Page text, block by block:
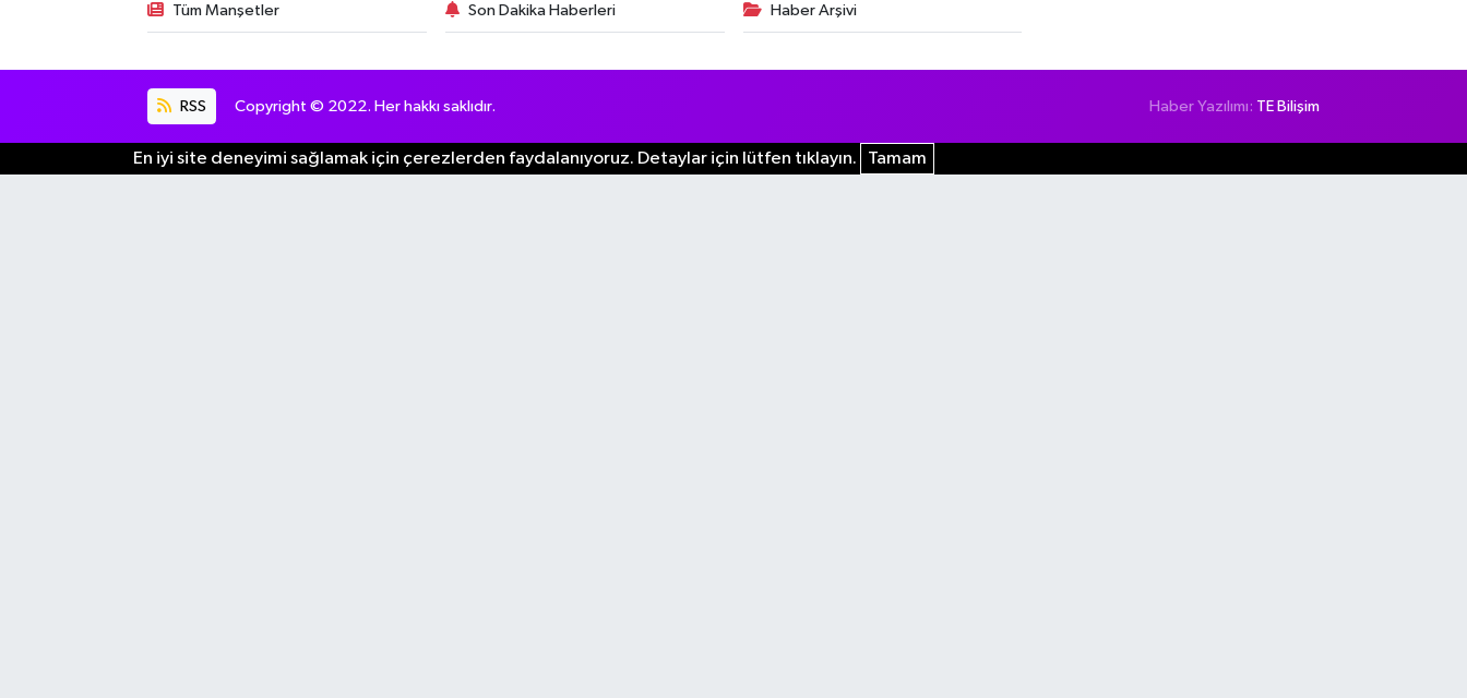
Tüm Manşetler Son Dakika Haberleri Haber Arşivi
RSS Copyright © 2022. Her hakkı saklıdır. Haber Yazılımı: TE Bilişim
En iyi site deneyimi sağlamak için çerezlerden faydalanıyoruz. Detaylar için lütfen tıklayın. Tamam